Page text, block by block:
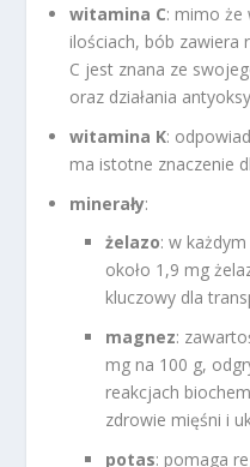
witamina C: mimo że
ilościach, bób zawiera
C jest znana ze
oraz działania
witamina K:
ma istotne znaczenie
minerały:
żelazo: w
około 1,9 mg
kluczowy dla
magnez:
mg na 100 g,
reakcjach
zdrowie mięśni i
potas: pomaga